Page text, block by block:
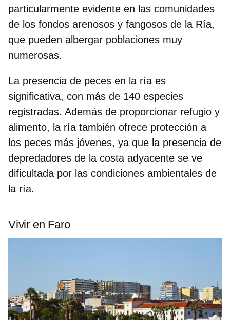
particularmente evidente en las comunidades
de los fondos arenosos y fangosos de la Ría,
que pueden albergar poblaciones muy
numerosas.
La presencia de peces en la ría es
significativa, con más de 140 especies
registradas. Además de proporcionar refugio y
alimento, la ría también ofrece protección a
los peces más jóvenes, ya que la presencia de
depredadores de la costa adyacente se ve
dificultada por las condiciones ambientales de
la ría.
Vivir en Faro